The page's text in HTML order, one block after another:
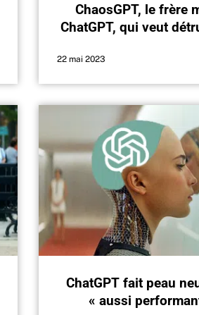
ChaosGPT, le frère
ChatGPT, qui veut
22 mai 2023
ChatGPT fait peau
« aussi